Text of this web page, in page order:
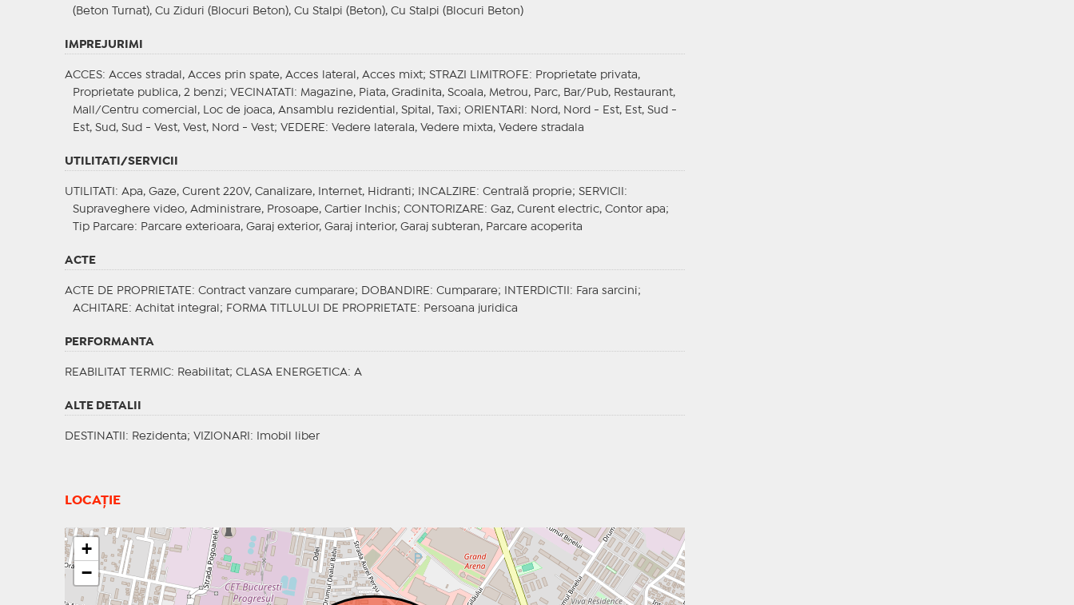
(Beton Turnat), Cu Ziduri (Blocuri Beton), Cu Stalpi (Beton), Cu Stalpi (Blocuri Beton)
IMPREJURIMI
ACCES: Acces stradal, Acces prin spate, Acces lateral, Acces mixt; STRAZI LIMITROFE : Proprietate privata,
Proprietate publica, 2 benzi; VECINATATI
: Magazine, Piata, Gradinita, Scoala, Metrou, Parc, Bar/Pub, Restaurant,
Mall/Centru comercial, Loc de joaca, Ansamblu rezidential, Spital, Taxi; ORIENTARI : Nord, Nord - Est, Est, Sud -
Est, Sud, Sud - Vest, Vest, Nord - Vest; VEDERE : Vedere laterala, Vedere mixta, Vedere stradala
UTILITATI/SERVICII
UTILITATI : Apa, Gaze, Curent 220V, Canalizare, Internet, Hidranti; INCALZIRE : Centrală proprie; SERVICII
:
Supraveghere video, Administrare, Prosoape, Cartier Inchis; CONTORIZARE : Gaz, Curent electric, Contor apa;
Tip Parcare: Parcare exterioara, Garaj exterior, Garaj interior, Garaj subteran, Parcare acoperita
ACTE
ACTE DE PROPRIETATE : Contract vanzare cumparare; DOBANDIRE : Cumparare; INTERDICTII
: Fara sarcini;
ACHITARE : Achitat integral; FORMA TITLULUI DE PROPRIETATE : Persoana juridica
PERFORMANTA
REABILITAT TERMIC: Reabilitat; CLASA ENERGETICA: A
ALTE DETALII
DESTINATII : Rezidenta; VIZIONARI : Imobil liber
LOCAȚIE
+
−